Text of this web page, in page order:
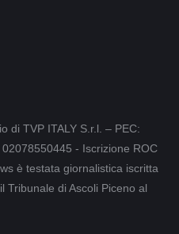
di TVP ITALY S.r.l. – PEC:
- Iscrizione ROC
è testata giornalistica iscritta
Tribunale di Ascoli Piceno al